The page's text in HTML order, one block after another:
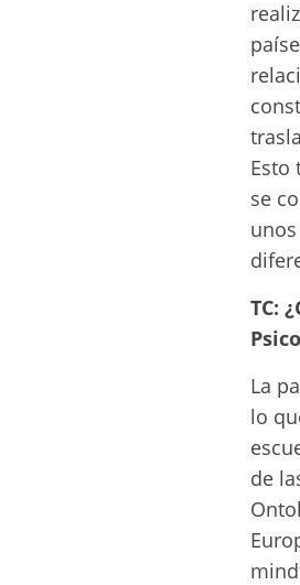
Esto
se
TC:
La
lo
de